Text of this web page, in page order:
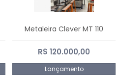
Metaleira Clever MT 110
R$ 120.000,00
Lançamento